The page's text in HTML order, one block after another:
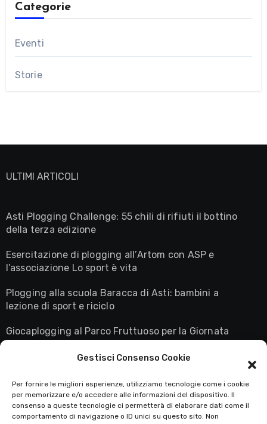
Gestisci Consenso Cookie
Per fornire le migliori esperienze, utilizziamo tecnologie come i cookie
per memorizzare e/o accedere alle informazioni del dispositivo. Il
consenso a queste tecnologie ci permetterà di elaborare dati come il
comportamento di navigazione o ID unici su questo sito. Non
Categorie
Eventi
Storie
ULTIMI ARTICOLI
Asti Plogging Challenge: 55 chili di rifiuti il bottino
della terza edizione
Esercitazione di plogging all’Artom con ASP e
l’associazione Lo sport è vita
Plogging alla scuola Baracca di Asti: bambini a
lezione di sport e riciclo
Giocaplogging al Parco Fruttuoso per la Giornata
fluo conquista il palcoscenico nazionale